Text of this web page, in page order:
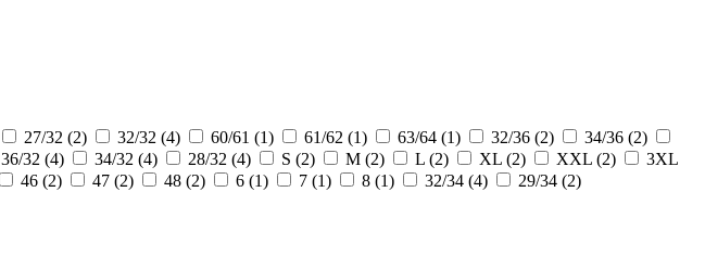
27/32 (2) 32/32 (4) 60/61 (1) 61/62 (1) 63/64 (1) 32/36 (2) 34/36 (2)
36/32 (4) 34/32 (4) 28/32 (4) S (2) M (2) L (2) XL (2) XXL (2)
3XL
46 (2) 47 (2) 48 (2) 6 (1) 7 (1) 8 (1) 32/34 (4) 29/34 (2)